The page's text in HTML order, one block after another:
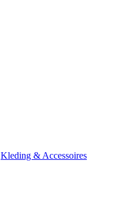
Kleding & Accessoires